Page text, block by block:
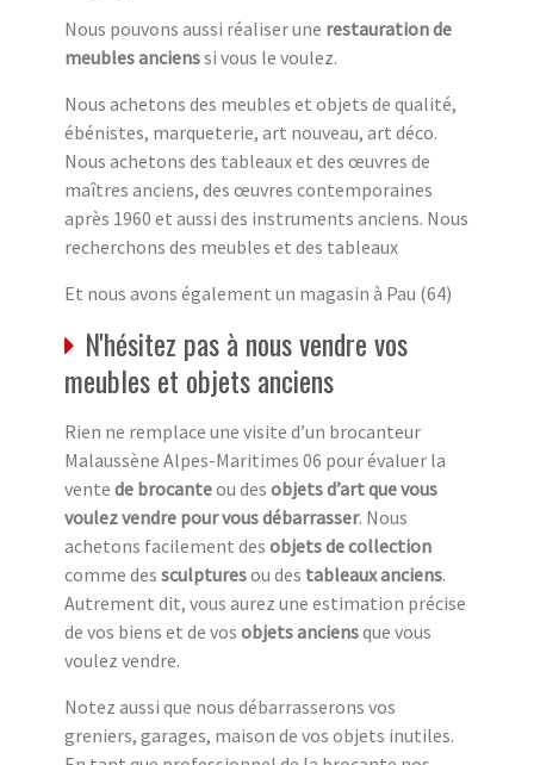
Nous pouvons aussi réaliser une restauration de
meubles ancienssi vous le voulez.
Nous achetons des meubles et objets de qualité,
ébénistes, marqueterie, art nouveau, art déco.
Nous achetons des tableaux et des œuvres de
maîtres anciens, des œuvres contemporaines
après 1960 et aussi des instruments anciens. Nous
recherchons des meubles et des tableaux
Et nous avons également un magasin à Pau (64)
N'hésitez pas à nous vendre vos
meubles et objets anciens
Rien ne remplace une visite d’un brocanteur
Malaussène Alpes-Maritimes 06 pour évaluer la
vente de brocanteou des objets d’art que vous
voulez vendre pour vous débarrasser. Nous
achetons facilement des objets de collection
comme des sculpturesou des tableaux anciens.
Autrement dit, vous aurez une estimation précise
de vos biens et de vos objets anciensque vous
voulez vendre.
Notez aussi que nous débarrasserons vos
greniers, garages, maison de vos objets inutiles.